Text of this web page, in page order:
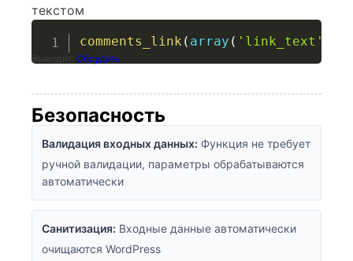
текстом
comments_link ( array ( 'link_text'
Выводит: Обсудить
Безопасность
Валидация входных данных: Функция не требует
ручной валидации, параметры обрабатываются
автоматически
Санитизация: Входные данные автоматически
очищаются WordPress